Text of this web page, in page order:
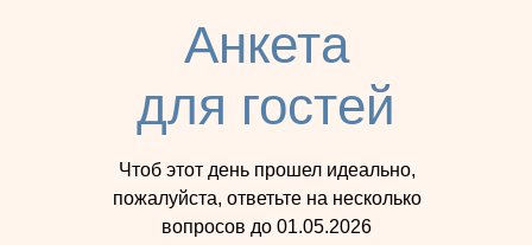
Чтоб этот день прошел идеально,
пожалуйста, ответьте на несколько
вопросов до 01.05.2026
Анкета
для гостей